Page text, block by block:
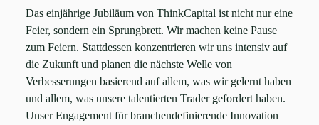
Das einjährige Jubiläum von ThinkCapital ist nicht nur eine
Feier, sondern ein Sprungbrett. Wir machen keine Pause
zum Feiern. Stattdessen konzentrieren wir uns intensiv auf
die Zukunft und planen die nächste Welle von
Verbesserungen basierend auf allem, was wir gelernt haben
und allem, was unsere talentierten Trader gefordert haben.
Unser Engagement für branchendefinierende Innovation